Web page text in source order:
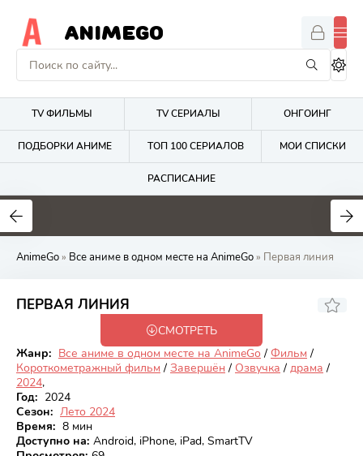
ANIMEGO
TV ФИЛЬМЫ TV СЕРИАЛЫ ОНГОИНГ
ПОДБОРКИ АНИМЕ ТОП 100 СЕРИАЛОВ МОИ СПИСКИ
РАСПИСАНИЕ
1.7
AnimeGo» Все аниме в одном месте на AnimeGo» Первая линия
ПЕРВАЯ ЛИНИЯ
Закончен
СМОТРЕТЬ
Жанр: Все аниме в одном месте на AnimeGo / Фильм /
Короткометражный фильм / Завершён / Озвучка / драма /
2024,
Год: 2024
Сезон: Лето 2024
Время: 8 мин
Доступно на: Android, iPhone, iPad, SmartTV